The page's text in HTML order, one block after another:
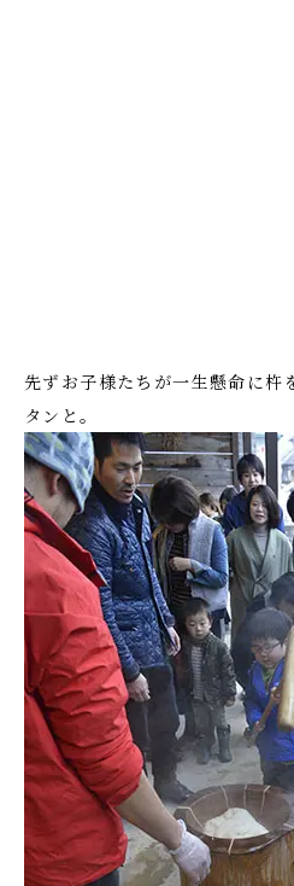
先ずお子様たちが一生懸命に杵
タンと。